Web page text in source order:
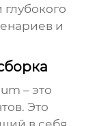
и
– это
Это